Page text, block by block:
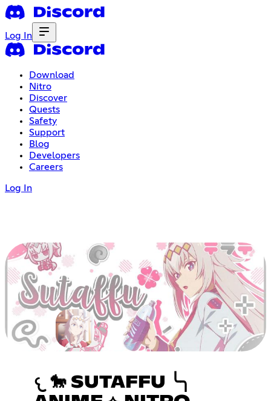
Log In
Download
Nitro
Discover
Quests
Safety
Support
Blog
Developers
Careers
Log In
𐔌 🐎 SUTAFFU ╰╮